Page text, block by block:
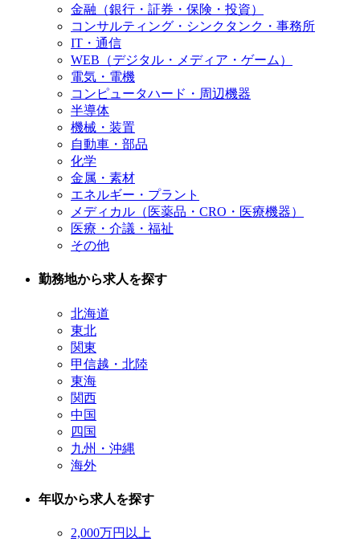
金融（銀行・証券・保険・投資）
コンサルティング・シンクタンク・事務所
IT・通信
WEB（デジタル・メディア・ゲーム）
電気・電機
コンピュータハード・周辺機器
半導体
機械・装置
自動車・部品
化学
金属・素材
エネルギー・プラント
メディカル（医薬品・CRO・医療機器）
医療・介議・福祉
その他
勤務地から求人を探す
北海道
東北
関東
甲信越・北陸
東海
関西
中国
四国
九州・沖縄
海外
年収から求人を探す
2,000万円以上